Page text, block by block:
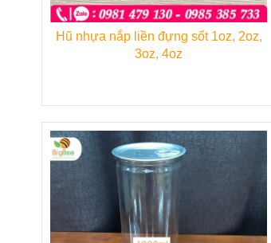
nghệ hiện đại. Kích thước
sản phẩm hũ nhựa đựng thực
Quý khách có nhu cầu tìm mua
liên hệ với Công ty TNHH TM
Hũ nhựa nắp liền đựng sốt 1oz, 2oz,
3oz, 4oz